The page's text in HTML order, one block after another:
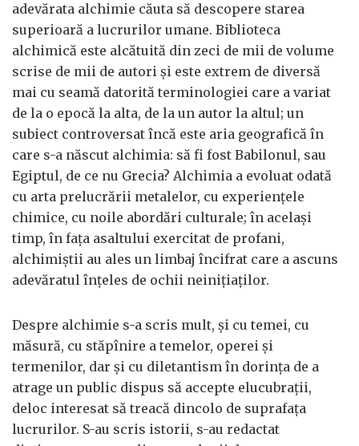
adevărata alchimie căuta să descopere starea
superioară a lucrurilor umane. Biblioteca
alchimică este alcătuită din zeci de mii de volume
scrise de mii de autori și este extrem de diversă
mai cu seamă datorită terminologiei care a variat
de la o epocă la alta, de la un autor la altul; un
subiect controversat încă este aria geografică în
care s-a născut alchimia: să fi fost Babilonul, sau
Egiptul, de ce nu Grecia? Alchimia a evoluat odată
cu arta prelucrării metalelor, cu experiențele
chimice, cu noile abordări culturale; în același
timp, în fața asaltului exercitat de profani,
alchimiștii au ales un limbaj încifrat care a ascuns
adevăratul înțeles de ochii neinițiaților.
Despre alchimie s-a scris mult, și cu temei, cu
măsură, cu stăpînire a temelor, operei și
termenilor, dar și cu diletantism în dorința de a
atrage un public dispus să accepte elucubrații,
deloc interesat să treacă dincolo de suprafața
lucrurilor. S-au scris istorii, s-au redactat